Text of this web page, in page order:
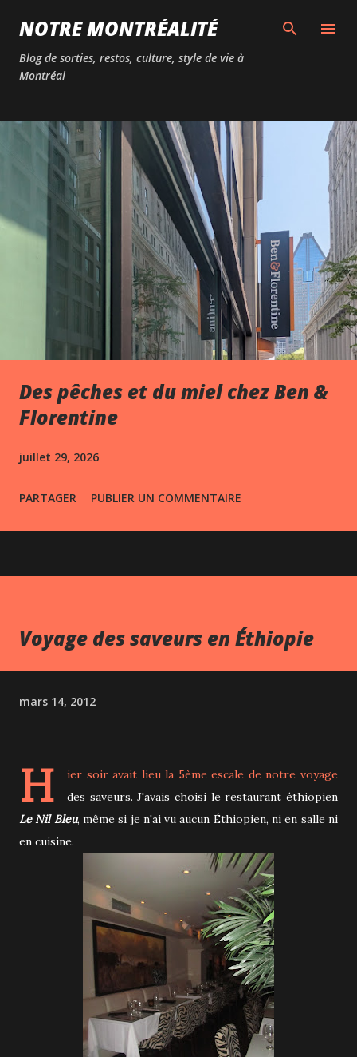
Passer au contenu principal
NOTRE MONTRÉALITÉ
Blog de sorties, restos, culture, style de vie à
Montréal
Des pêches et du miel chez Ben &
Florentine
juillet 29, 2026
PARTAGER PUBLIER UN COMMENTAIRE
Voyage des saveurs en Éthiopie
mars 14, 2012
H
ier soir avait lieu la 5ème escale de notre voyage
des saveurs. J'avais choisi le restaurant éthiopien
Le Nil Bleu, même si je n'ai vu aucun Éthiopien, ni en salle ni
en cuisine.